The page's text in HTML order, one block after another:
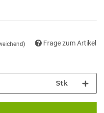
Frage zum Artikel
Stk